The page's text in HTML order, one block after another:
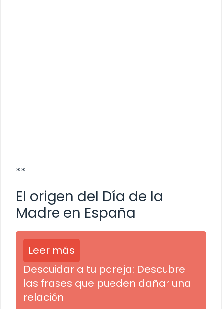
**
El origen del Día de la
Madre en España
Leer más
Descuidar a tu pareja: Descubre
las frases que pueden dañar una
relación